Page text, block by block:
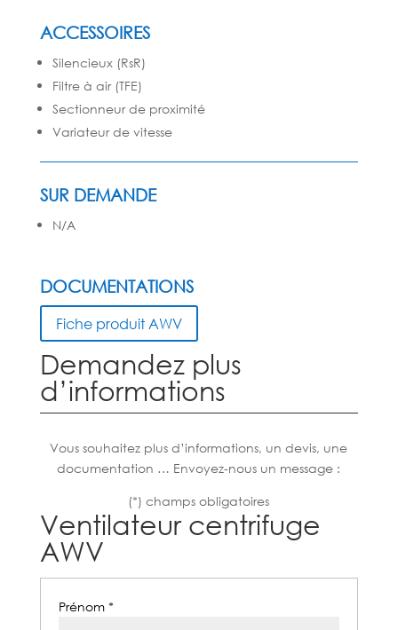
ACCESSOIRES
Silencieux (RsR)
Filtre à air (TFE)
Sectionneur de proximité
Variateur de vitesse
SUR DEMANDE
N/A
DOCUMENTATIONS
Fiche produit AWV
Demandez plus
d’informations
Vous souhaitez plus d’informations, un devis, une
documentation … Envoyez-nous un message :
(*) champs obligatoires
Ventilateur centrifuge
AWV
Prénom *